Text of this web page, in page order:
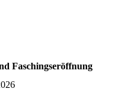
Faschingseröffnung